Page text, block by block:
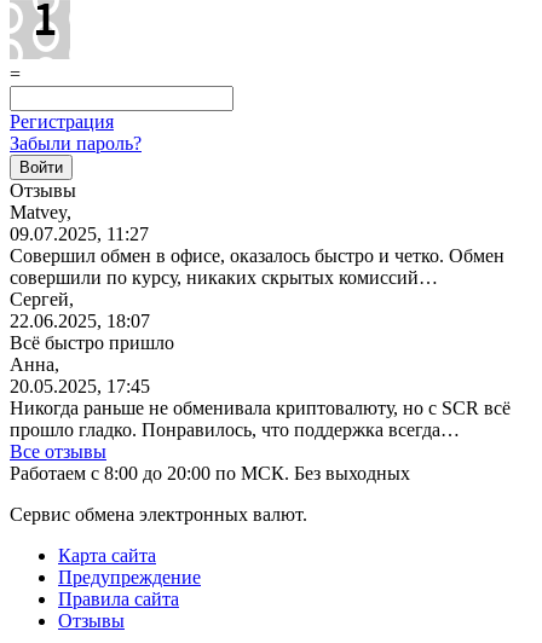
=
Регистрация
Забыли пароль?
Отзывы
Matvey,
09.07.2025, 11:27
Совершил обмен в офисе, оказалось быстро и четко. Обмен
совершили по курсу, никаких скрытых комиссий…
Сергей,
22.06.2025, 18:07
Всё быстро пришло
Анна,
20.05.2025, 17:45
Никогда раньше не обменивала криптовалюту, но с SCR всё
прошло гладко. Понравилось, что поддержка всегда…
Все отзывы
Работаем с 8:00 до 20:00 по МСК. Без выходных
Сервис обмена электронных валют.
Карта сайта
Предупреждение
Правила сайта
Отзывы